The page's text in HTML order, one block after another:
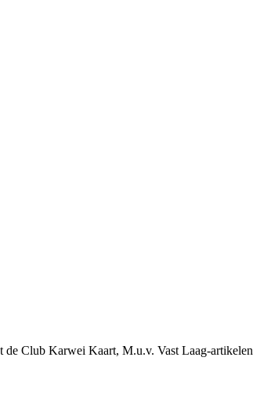
de Club Karwei Kaart, M.u.v. Vast Laag-artikelen